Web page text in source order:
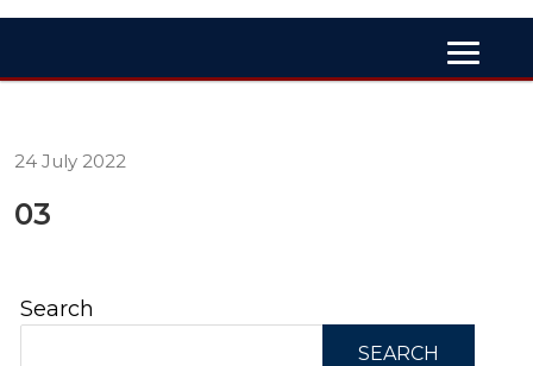
24 July 2022
03
Search
SEARCH